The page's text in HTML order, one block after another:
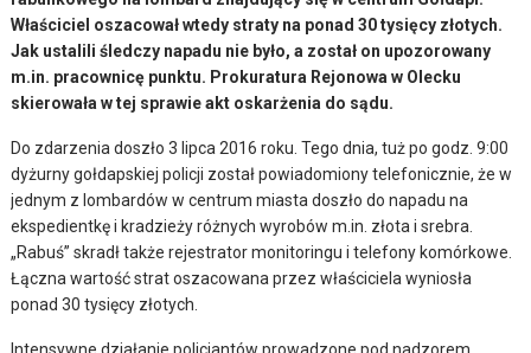
Właściciel oszacował wtedy straty na ponad 30 tysięcy złotych.
Jak ustalili śledczy napadu nie było, a został on upozorowany
m.in. pracownicę punktu. Prokuratura Rejonowa w Olecku
skierowała w tej sprawie akt oskarżenia do sądu.
Do zdarzenia doszło 3 lipca 2016 roku. Tego dnia, tuż po godz. 9:00
dyżurny gołdapskiej policji został powiadomiony telefonicznie, że w
jednym z lombardów w centrum miasta doszło do napadu na
ekspedientkę i kradzieży różnych wyrobów m.in. złota i srebra.
„Rabuś” skradł także rejestrator monitoringu i telefony komórkowe.
Łączna wartość strat oszacowana przez właściciela wyniosła
ponad 30 tysięcy złotych.